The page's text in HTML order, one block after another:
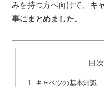
みを持つ方へ向けて、 キ
事にまとめました。
目次
キャベツの基本知識